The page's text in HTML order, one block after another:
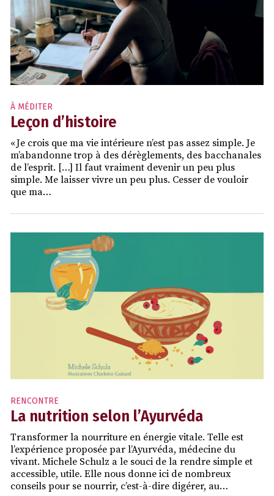
À MÉDITER
Leçon d’histoire
« Je crois que ma vie intérieure n’est pas assez simple. Je
m’abandonne trop à des dérèglements, des bacchanales
de l’esprit. […] Il faut vraiment devenir un peu plus
simple. Me laisser vivre un peu plus. Cesser de vouloir
que ma…
RENCONTRE
La nutrition selon l’Ayurvéda
Transformer la nourriture en énergie vitale. Telle est
l’expérience proposée par l’Ayurvéda, médecine du
vivant. Michele Schulz a le souci de la rendre simple et
accessible, utile. Elle nous donne ici de nombreux
conseils pour se nourrir, c’est-à-dire digérer, au…